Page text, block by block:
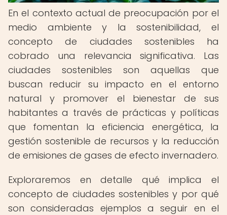
En el contexto actual de preocupación por el
medio ambiente y la sostenibilidad, el
concepto de ciudades sostenibles ha
cobrado una relevancia significativa. Las
ciudades sostenibles son aquellas que
buscan reducir su impacto en el entorno
natural y promover el bienestar de sus
habitantes a través de prácticas y políticas
que fomentan la eficiencia energética, la
gestión sostenible de recursos y la reducción
de emisiones de gases de efecto invernadero.
Exploraremos en detalle qué implica el
concepto de ciudades sostenibles y por qué
son consideradas ejemplos a seguir en el